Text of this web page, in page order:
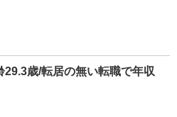
歳/転居の無い転職で年収